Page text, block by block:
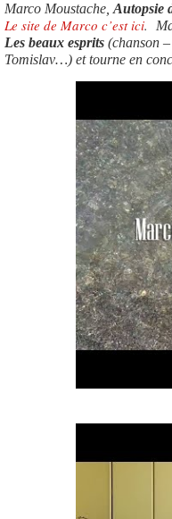
Marco Moustache, Autopsie
Le site de Marco c’est ici.
Les beaux esprits (chanson
Tomislav…) et tourne en